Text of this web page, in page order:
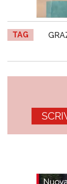
TAG